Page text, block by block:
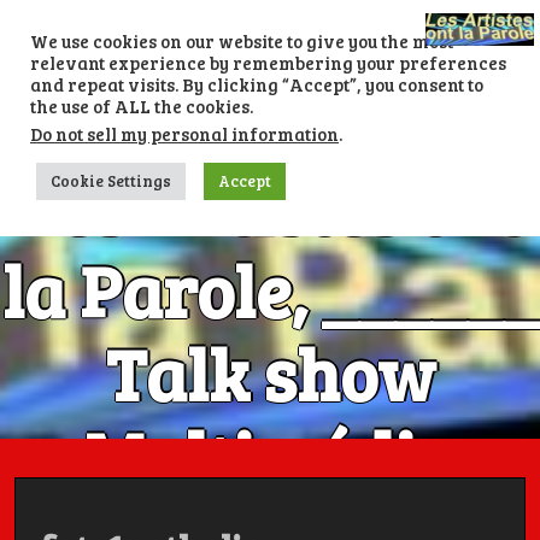
content
Les Artistes ont
la Parole, ______
Talk show
Multimédia
We use cookies on our website to give you the most
relevant experience by remembering your preferences
and repeat visits. By clicking “Accept”, you consent to
the use of ALL the cookies.
Do not sell my personal information.
Cookie Settings Accept